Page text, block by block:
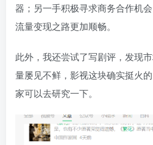
器；另一手积极寻求商务合作机
流量变现之路更加顺畅。
此外，我还尝试了写剧评，发现
量屡见不鲜，影视这块确实挺火
家可以去研究一下。